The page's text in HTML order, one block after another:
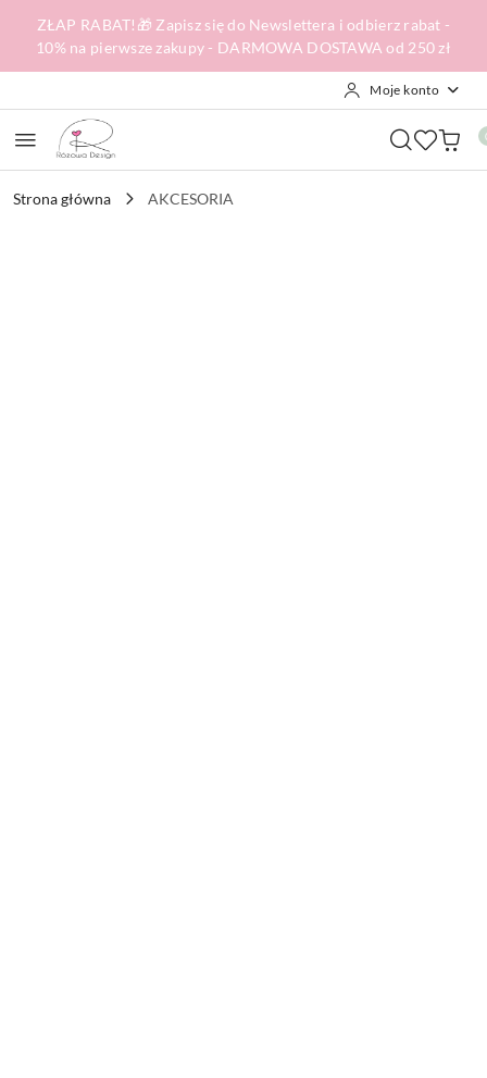
Przejdź do treści głównej
Przejdź do wyszukiwarki
Przejdź do moje konto
Przejdź do menu głównego
Przejdź do opisu produktu
Przejdź do stopki
ZŁAP RABAT!🎁 Zapisz się do Newslettera i odbierz rabat -
10% na pierwsze zakupy - DARMOWA DOSTAWA od 250 zł
Moje konto
Strona główna AKCESORIA